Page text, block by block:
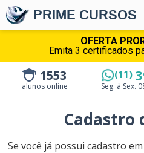
OFERTA
Emita 3 certificados
PRIME CURSOS
1553
alunos online
(11)
Seg. à Sex.
Cadastro
Se você já possui cadastro